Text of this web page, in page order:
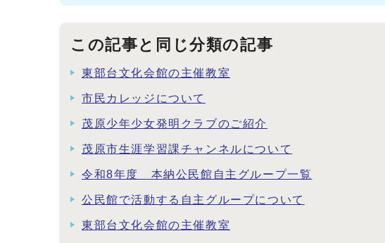
この記事と同じ分類の記事
東部台文化会館の主催教室
市民カレッジについて
茂原少年少女発明クラブのご紹介
茂原市生涯学習課チャンネルについて
令和8年度 本納公民館自主グループ一覧
公民館で活動する自主グループについて
東部台文化会館の主催教室